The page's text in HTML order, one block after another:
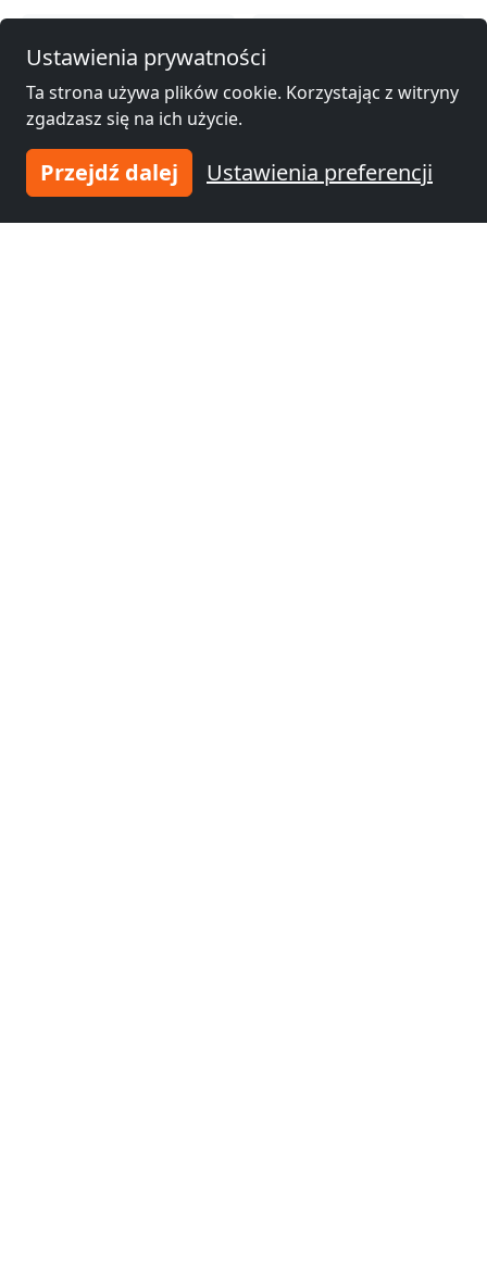
Noclegi pracownicze
Bemowo (19 km)
Noclegi pracownicze
Bielany(21 km)
Pruszków(22 km)
Ustawienia prywatności
Ta strona używa plików cookie. Korzystając z witryny
zgadzasz się na ich użycie.
Przejdź dalej Ustawienia preferencji